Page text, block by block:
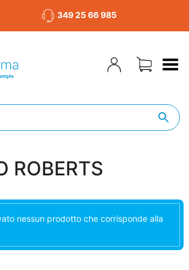
349 25 66 985
Toggle Menu
ROBERTS
nessun prodotto che corrisponde alla